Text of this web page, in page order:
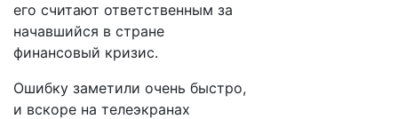
его считают ответственным за
начавшийся в стране
финансовый кризис.
Ошибку заметили очень быстро,
и вскоре на телеэкранах